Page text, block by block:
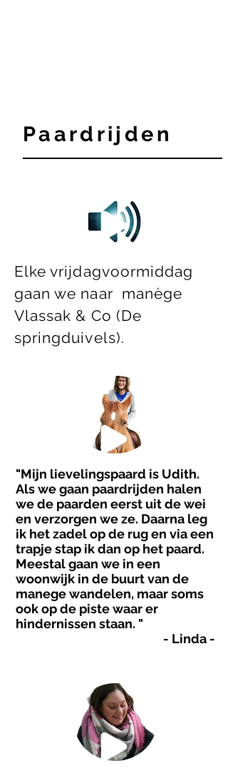
Paardrijden
Elke vrijdagvoormiddag
gaan we naar manège
Vlassak & Co (De
springduivels).
"Mijn lievelingspaard is Udith.
Als we gaan paardrijden halen
we de paarden eerst uit de wei
en verzorgen we ze. Daarna leg
ik het zadel op de rug en via een
trapje stap ik dan op het paard.
Meestal gaan we in een
woonwijk in de buurt van de
manege wandelen, maar soms
ook op de piste waar er
hindernissen staan. "
- Linda -